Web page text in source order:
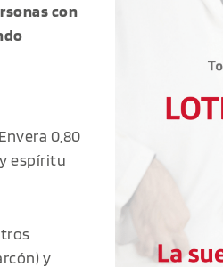
con
0,80
espíritu
y